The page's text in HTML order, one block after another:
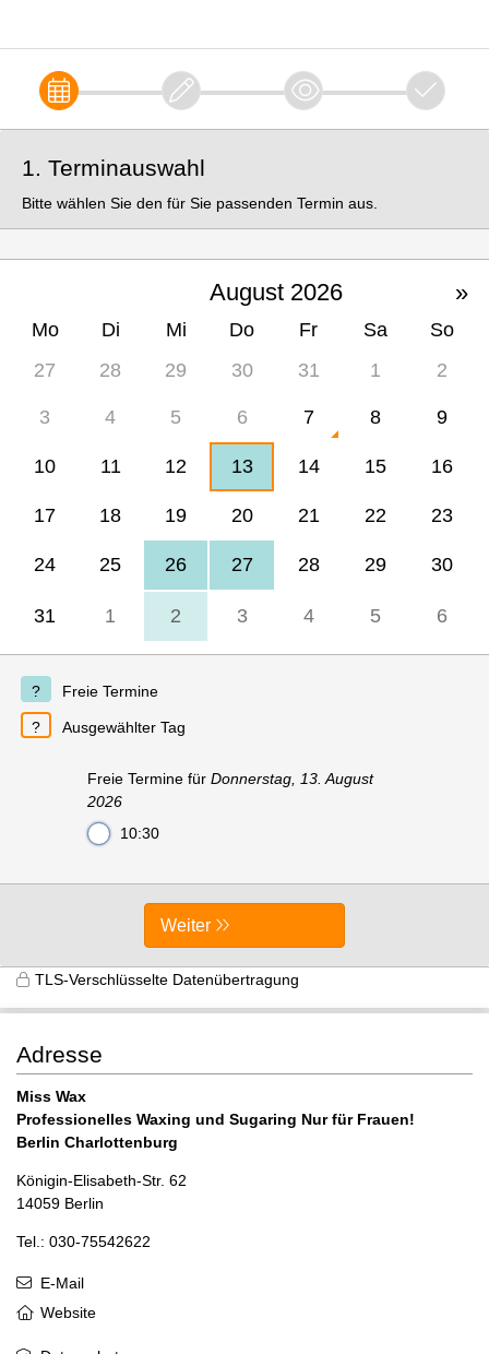
1. Terminauswahl
Bitte wählen Sie den für Sie passenden Termin aus.
August 2026 »
Mo Di Mi Do Fr Sa
So
27
28 29 30 31 1 2
3 4 5 6 7 8 9
10 11 12 13 14 15 16
17 18 19 20 21 22 23
24 25 26 27 28 29 30
31 1 2 3 4 5 6
Freie Termine
Ausgewählter Tag
Freie Termine für Donnerstag, 13. August
2026
10:30
Weiter
TLS-Verschlüsselte Datenübertragung
Adresse
Miss Wax
Professionelles Waxing und Sugaring Nur für Frauen!
Berlin Charlottenburg
Königin-Elisabeth-Str. 62
14059 Berlin
Tel.: 030-75542622
E-Mail
Website